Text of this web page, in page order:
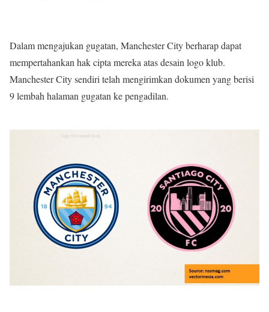
Dalam mengajukan gugatan, Manchester City berharap dapat
mempertahankan hak cipta mereka atas desain logo klub.
Manchester City sendiri telah mengirimkan dokumen yang berisi
9 lembah halaman gugatan ke pengadilan.